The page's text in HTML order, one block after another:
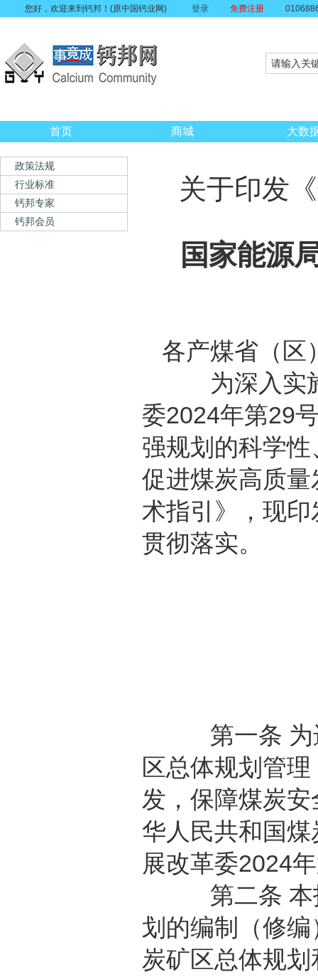
您好，欢迎来到钙邦！(原中国钙业网) 登录 免费注册
首页 商城 大数
政策法规
行业标准
钙邦专家
钙邦会员
关于印发
国家能源
各产煤省（区
为深入实施
委2024年第29
强规划的科学
促进煤炭高质
术指引》，现
贯彻落实。
第一条 为进
区总体规划管
发，保障煤炭
华人民共和国
展改革委2024
第二条 本指
划的编制（修
炭矿区总体规